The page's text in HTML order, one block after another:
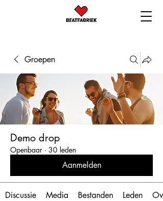
Groepen
Demo drop
Openbaar · 30 leden
Aanmelden
Discussie Media Bestanden Leden